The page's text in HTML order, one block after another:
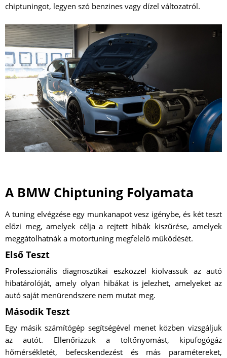
chiptuningot, legyen szó benzines vagy dízel változatról.
A BMW Chiptuning Folyamata
A tuning elvégzése egy munkanapot vesz igénybe, és két teszt
előzi meg, amelyek célja a rejtett hibák kiszűrése, amelyek
meggátolhatnák a motortuning megfelelő működését.
Első Teszt
Professzionális diagnosztikai eszközzel kiolvassuk az autó
hibatárolóját, amely olyan hibákat is jelezhet, amelyeket az
autó saját menürendszere nem mutat meg.
Második Teszt
Egy másik számítógép segítségével menet közben vizsgáljuk
az autót. Ellenőrizzük a töltőnyomást, kipufogógáz
hőmérsékletét, befecskendezést és más paramétereket,